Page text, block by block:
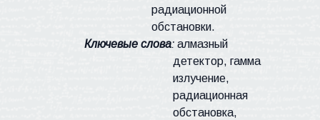
радиационной
обстановки.
Ключевые слова:алмазный
детектор, гамма
излучение,
радиационная
обстановка,